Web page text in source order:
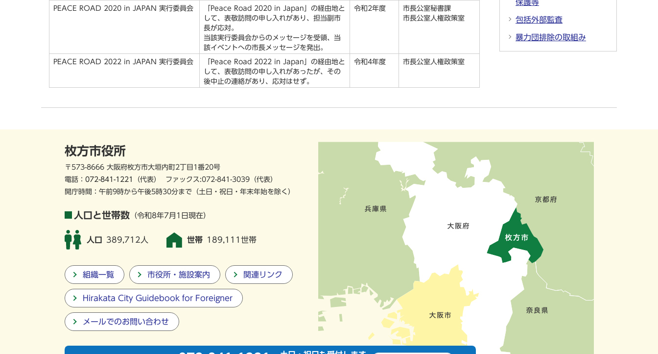
PEACE ROAD 2020 in JAPAN 実行委員会
「Peace Road 2020 in Japan」の経由地と
して、表敬訪問の申し入れがあり、担当副市
長が応対。
当該実行委員会からのメッセージを受領、当
該イベントへの市長メッセージを発出。
令和2年度
市長公室秘書課
市長公室人権政策室
PEACE ROAD 2022 in JAPAN 実行委員会
「Peace Road 2022 in Japan」の経由地と
して、表敬訪問の申し入れがあったが、その
後中止の連絡があり、応対はせず。
令和4年度 市長公室人権政策室
保護等
包括外部監査
暴力団排除の取組み
枚方市役所
〒573-8666 大阪府枚方市大垣内町2丁目1番20号
電話： 072-841-1221 （代表） ファックス:072-841-3039（代表）
開庁時間：午前9時から午後5時30分まで （土日・祝日・年末年始を除く）
人口と世帯数 （令和8年7月1日現在）
人口 389,712人 世帯 189,111世帯
組織一覧 市役所・施設案内 関連リンク
Hirakata City Guidebook for Foreigner
メールでのお問い合わせ